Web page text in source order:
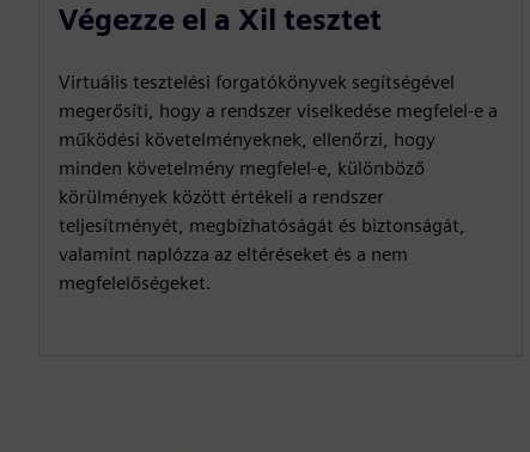
Végezze el a Xil tesztet
Virtuális tesztelési forgatókönyvek segítségével
megerősíti, hogy a rendszer viselkedése megfelel-e a
működési követelményeknek, ellenőrzi, hogy
minden követelmény megfelel-e, különböző
körülmények között értékeli a rendszer
teljesítményét, megbízhatóságát és biztonságát,
valamint naplózza az eltéréseket és a nem
megfelelőségeket.